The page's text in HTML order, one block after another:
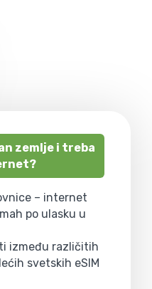
zemlje i treba
– internet
po ulasku u
između različitih
svetskih eSIM